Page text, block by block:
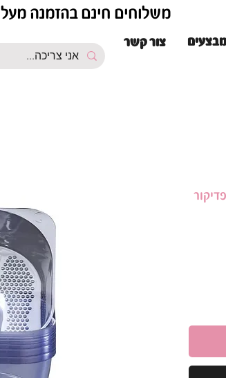
צור קשר מבצעים
משלוחים חינם בהזמנה מעל 299₪